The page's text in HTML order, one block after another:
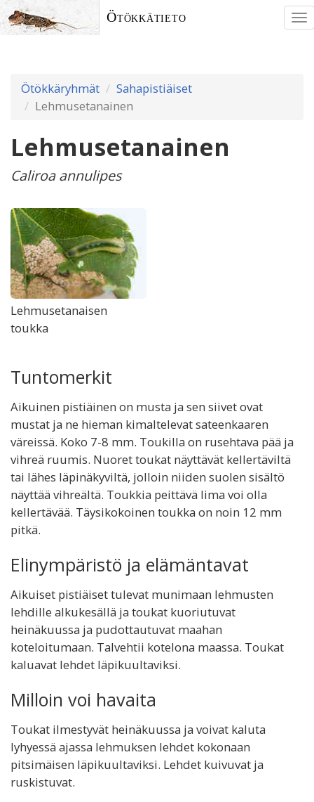
Ötökkätieto
Ötökkäryhmät
Sahapistiäiset
Lehmusetanainen
Lehmusetanainen
Caliroa annulipes
Lehmusetanaisen
toukka
Tuntomerkit
Aikuinen pistiäinen on musta ja sen siivet ovat
mustat ja ne hieman kimaltelevat sateenkaaren
väreissä. Koko 7-8 mm. Toukilla on rusehtava pää ja
vihreä ruumis. Nuoret toukat näyttävät kellertäviltä
tai lähes läpinäkyviltä, jolloin niiden suolen sisältö
näyttää vihreältä. Toukkia peittävä lima voi olla
kellertävää. Täysikokoinen toukka on noin 12 mm
pitkä.
Elinympäristö ja elämäntavat
Aikuiset pistiäiset tulevat munimaan lehmusten
lehdille alkukesällä ja toukat kuoriutuvat
heinäkuussa ja pudottautuvat maahan
koteloitumaan. Talvehtii kotelona maassa. Toukat
kaluavat lehdet läpikuultaviksi.
Milloin voi havaita
Toukat ilmestyvät heinäkuussa ja voivat kaluta
lyhyessä ajassa lehmuksen lehdet kokonaan
pitsimäisen läpikuultaviksi. Lehdet kuivuvat ja
ruskistuvat.